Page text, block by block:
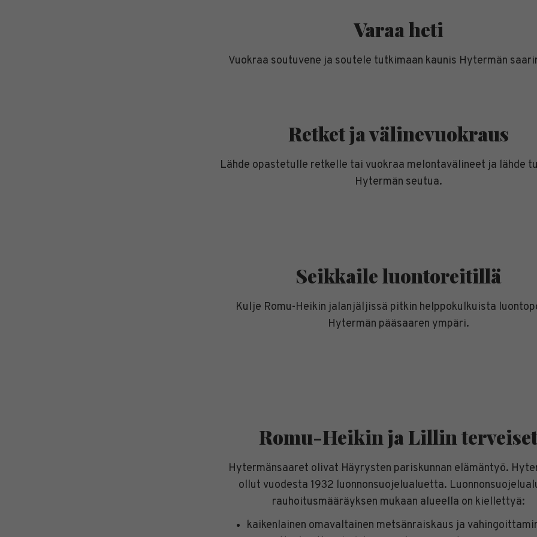
Varaa heti
Vuokraa soutuvene ja soutele tutkimaan kaunis Hytermän
Retket ja välinevuokraus
Lähde opastetulle retkelle tai vuokraa melontavälineet ja lähde
Hytermän seutua.
Seikkaile luontoreitillä
Kulje Romu-Heikin jalanjäljissä pitkin helppokulkuista
Hytermän pääsaaren ympäri.
Romu-Heikin ja Lillin terveiset
Hytermänsaaret olivat Häyrysten pariskunnan elämäntyö.
ollut vuodesta 1932 luonnonsuojelualuetta.
rauhoitusmääräyksen mukaan alueella on kiellettyä:
kaikenlainen omavaltainen metsänraiskaus ja